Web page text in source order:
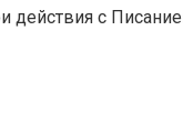
действия с